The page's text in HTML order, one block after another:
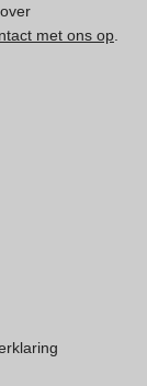
met ons op.